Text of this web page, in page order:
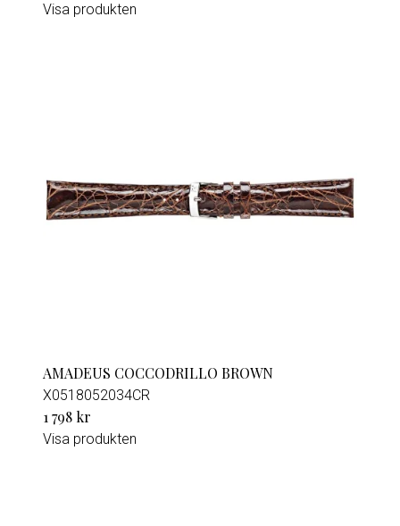
Visa produkten
AMADEUS COCCODRILLO BROWN
X0518052034CR
1 798 kr
Visa produkten